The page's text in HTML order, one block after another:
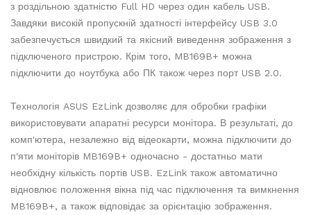
з роздільною здатністю Full HD через один кабель USB.
Завдяки високій пропускній здатності інтерфейсу USB 3.0
забезпечується швидкий та якісний виведення зображення з
підключеного пристрою. Крім того, MB169B+ можна
підключити до ноутбука або ПК також через порт USB 2.0.
Технологія ASUS EzLink дозволяє для обробки графіки
використовувати апаратні ресурси монітора. В результаті, до
комп'ютера, незалежно від відеокарти, можна підключити до
п'яти моніторів MB169B+ одночасно - достатньо мати
необхідну кількість портів USB. EzLink також автоматично
відновлює положення вікна під час підключення та вимкнення
MB169B+, а також відповідає за орієнтацію зображення.